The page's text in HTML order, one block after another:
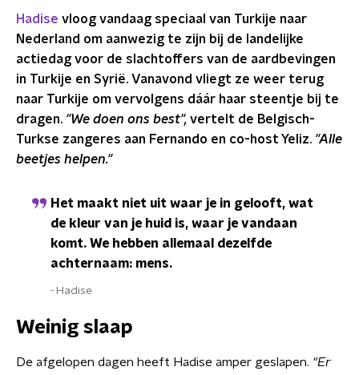
Hadise vloog vandaag speciaal van Turkije naar
Nederland om aanwezig te zijn bij de landelijke
actiedag voor de slachtoffers van de aardbevingen
in Turkije en Syrië. Vanavond vliegt ze weer terug
naar Turkije om vervolgens dáár haar steentje bij te
dragen. "We doen ons best", vertelt de Belgisch-
Turkse zangeres aan Fernando en co-host Yeliz. "Alle
beetjes helpen."
Het maakt niet uit waar je in gelooft, wat
de kleur van je huid is, waar je vandaan
komt. We hebben allemaal dezelfde
achternaam: mens.
Hadise
Weinig slaap
De afgelopen dagen heeft Hadise amper geslapen. "Er